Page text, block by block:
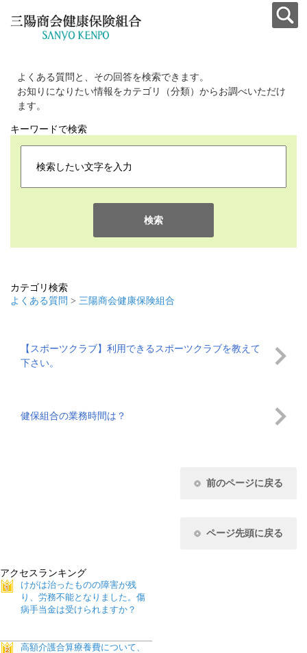
よくある質問と、その回答を検索できます。
お知りになりたい情報をカテゴリ（分類）からお調べいただけ
ます。
キーワードで検索
検索
カテゴリ検索
よくある質問 > 三陽商会健康保険組合
【スポーツクラブ】利用できるスポーツクラブを教えて
下さい。
健保組合の業務時間は？
前のページに戻る
ページ先頭に戻る
アクセスランキング
けがは治ったものの障害が残
り、労務不能となりました。傷
病手当金は受けられますか？
高額介護合算療養費について、